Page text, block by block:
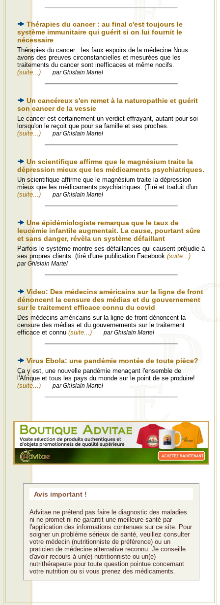
Thérapies du cancer : au final c'est toujours le
système immunitaire qui guérit si on lui fournit le
nécessaire
Thérapies du cancer : les faux espoirs de la médecine Nous
avons des preuves circonstancielles et mesurées que les
traitements du cancer sont inefficaces et même nocifs.
(suite...)
par Ghislain Martel
Un cancéreux s'en remet à la naturopathie et guérit
son cancer de la vessie
Le cancer est certainement un verdict effrayant, autant pour soi
lorsqu'on le reçoit que pour sa famille et ses proches.
(suite...)
par Ghislain Martel
Un scientifique affirme que le magnésium traite la
dépression mieux que les médicaments psychiatriques.
Un scientifique affirme que le magnésium traite la dépression
mieux que les médicaments psychiatriques. (Tiré et traduit d'un
(suite...)
par Ghislain Martel
Une épidémiologiste remarqua que le taux de
leucémie infantile augmentait. La cause, pourtant sûre
et sans danger, révèla un système défaillant
Parfois le système montre ses défaillances qui causent préjudie à
ses propres clients. (tiré d'une publication Facebook (suite...)
par Ghislain Martel
Video: Des médecins américains sur la ligne de front
dénoncent la censure des médias et du gouvernement
sur le traitement efficace connu du covid
Des médecins américains sur la ligne de front dénoncent la
censure des médias et du gouvernements sur le traitement
efficace et connu (suite...) par Ghislain Martel
Virus Ebola: une pandémie montée de toute pièce?
Ça y est, une nouvelle pandémie menaçant l'ensemble de
l'Afrique et tous les pays du monde sur le point de se produire!
(suite...)
par Ghislain Martel
Avis important !
Advitae ne prétend pas faire le diagnostic des maladies
ni ne promet ni ne garantit une meilleure santé par
l'application des informations contenues sur ce site. Pour
soigner un problème sérieux de santé, veuillez consulter
votre médecin (nutritionniste de préférence) ou un
praticien de médecine alternative reconnu. Je conseille
d'avoir recours à un(e) nutritionniste ou un(e)
nutrithérapeute pour toute question pointue concernant
votre nutrition ou si vous prenez des médicaments.